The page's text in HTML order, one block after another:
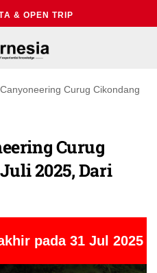
& OPEN TRIP
Canyoneering Curug Cikondang
Curug
2025, Dari
pada 31 Jul 2025